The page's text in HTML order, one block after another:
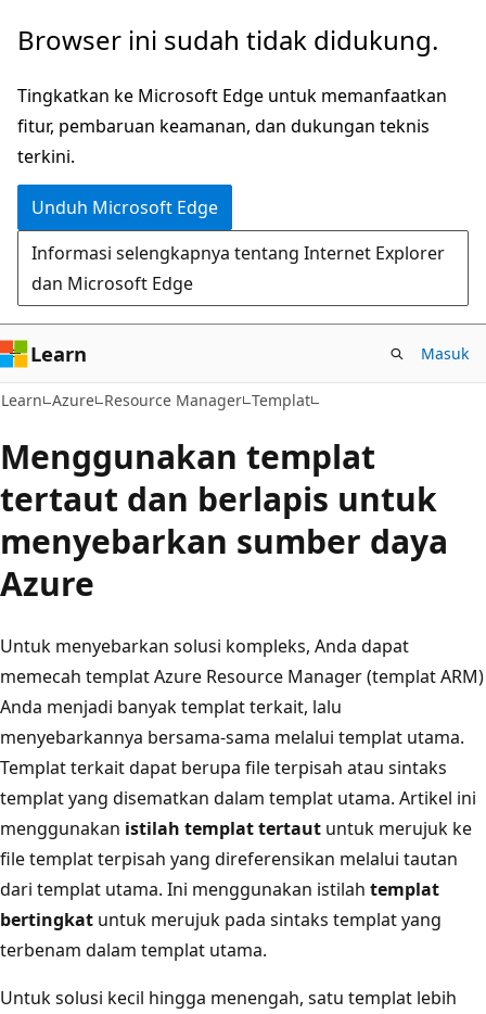
Lompati
konten
utama
Browser ini sudah tidak didukung.
Tingkatkan ke Microsoft Edge untuk memanfaatkan
fitur, pembaruan keamanan, dan dukungan teknis
terkini.
Unduh Microsoft Edge
Informasi selengkapnya tentang Internet Explorer
dan Microsoft Edge
Learn Masuk
Learn Azure Resource Manager Templat
Menggunakan templat
tertaut dan berlapis untuk
menyebarkan sumber daya
Azure
Untuk menyebarkan solusi kompleks, Anda dapat
memecah templat Azure Resource Manager (templat ARM)
Anda menjadi banyak templat terkait, lalu
menyebarkannya bersama-sama melalui templat utama.
Templat terkait dapat berupa file terpisah atau sintaks
templat yang disematkan dalam templat utama. Artikel ini
menggunakan istilah templat tertaut untuk merujuk ke
file templat terpisah yang direferensikan melalui tautan
dari templat utama. Ini menggunakan istilah templat
bertingkat untuk merujuk pada sintaks templat yang
terbenam dalam templat utama.
Untuk solusi kecil hingga menengah, satu templat lebih